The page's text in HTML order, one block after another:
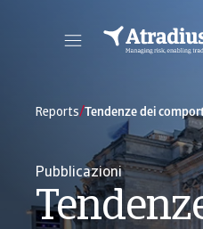
Reports/Tendenze dei
Pubblicazioni